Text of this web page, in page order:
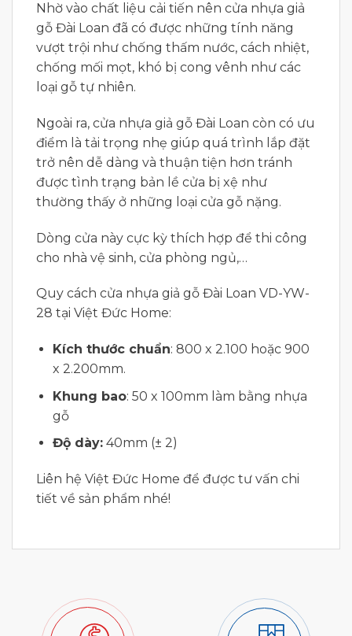
Nhờ vào chất liệu cải tiến nên cửa nhựa giả
gỗ Đài Loan đã có được những tính năng
vượt trội như chống thấm nước, cách nhiệt,
chống mối mọt, khó bị cong vênh như các
loại gỗ tự nhiên.
Ngoài ra, cửa nhựa giả gỗ Đài Loan còn có ưu
điểm là tải trọng nhẹ giúp quá trình lắp đặt
trở nên dễ dàng và thuận tiện hơn tránh
được tình trạng bản lề cửa bị xệ như
thường thấy ở những loại cửa gỗ nặng.
Dòng cửa này cực kỳ thích hợp để thi công
cho nhà vệ sinh, cửa phòng ngủ,…
Quy cách cửa nhựa giả gỗ Đài Loan VD-YW-
28 tại Việt Đức Home:
Kích thước chuẩn: 800 x 2.100 hoặc 900
x 2.200mm.
Khung bao: 50 x 100mm làm bằng nhựa
gỗ
Độ dày:40mm (± 2)
Liên hệ Việt Đức Home để được tư vấn chi
tiết về sản phẩm nhé!